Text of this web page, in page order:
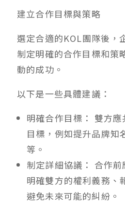
建立合作目標與策略
選定合適的KOL團隊後，
制定明確的合作目標和策
動的成功。
以下是一些具體建議：
明確合作目標： 雙方
目標，例如提升品牌知
等。
制定詳細協議： 合作前
明確雙方的權利義務、
避免未來可能的糾紛。